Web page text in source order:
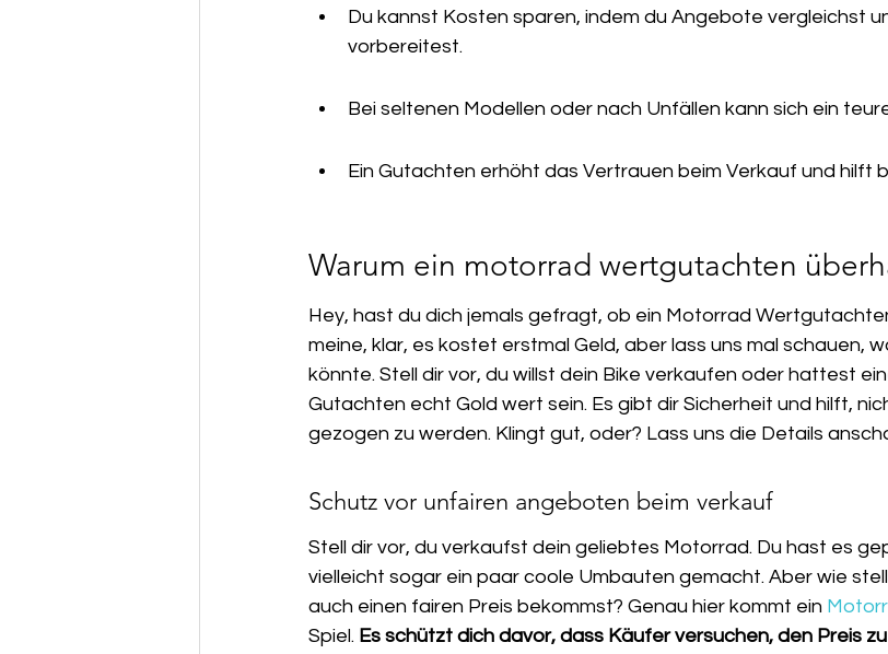
Du kannst Kosten sparen, indem du Angebote vergleichst
vorbereitest.
Bei seltenen Modellen oder nach Unfällen kann sich ein
Ein Gutachten erhöht das Vertrauen beim Verkauf und hilft
Warum ein motorrad wertgutachten
Hey, hast du dich jemals gefragt, ob ein Motorrad
meine, klar, es kostet erstmal Geld, aber lass uns mal schauen,
könnte. Stell dir vor, du willst dein Bike verkaufen oder hattest
Gutachten echt Gold wert sein. Es gibt dir Sicherheit und hilft,
gezogen zu werden. Klingt gut, oder? Lass uns die Details
Schutz vor unfairen angeboten beim verkauf
Stell dir vor, du verkaufst dein geliebtes Motorrad. Du hast es
vielleicht sogar ein paar coole Umbauten gemacht. Aber wie
auch einen fairen Preis bekommst? Genau hier kommt ein
Spiel. Es schützt dich davor, dass Käufer versuchen, den Preis